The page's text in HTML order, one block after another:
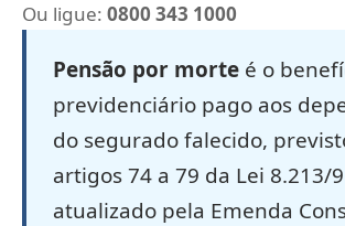
Ou ligue: 0800 343 1000
Pensão por morte é o
previdenciário pago aos
do segurado falecido,
artigos 74 a 79 da Lei 8.213/
atualizado pela Emenda